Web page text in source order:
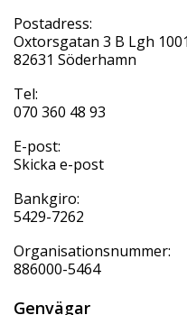
Postadress:
Oxtorsgatan 3 B Lgh 1001
82631 Söderhamn
Tel:
070 360 48 93
E-post:
Skicka e-post
Bankgiro:
5429-7262
Organisationsnummer:
886000-5464
Genvägar